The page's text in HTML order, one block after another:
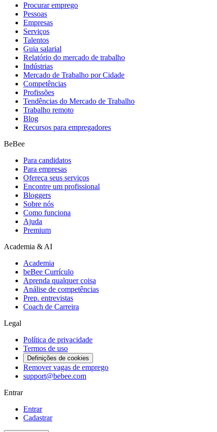
Procurar emprego
Pessoas
Empresas
Serviços
Talentos
Guia salarial
Relatório do mercado de trabalho
Indústrias
Mercado de Trabalho por Cidade
Competências
Profissões
Tendências do Mercado de Trabalho
Trabalho remoto
Blog
Recursos para empregadores
BeBee
Para candidatos
Para empresas
Ofereça seus serviços
Encontre um profissional
Bloggers
Sobre nós
Como funciona
Ajuda
Premium
Academia & AI
Academia
beBee Currículo
Aprenda qualquer coisa
Análise de competências
Prep. entrevistas
Coach de Carreira
Legal
Política de privacidade
Termos de uso
Definições de cookies
Remover vagas de emprego
support@bebee.com
Entrar
Entrar
Cadastrar